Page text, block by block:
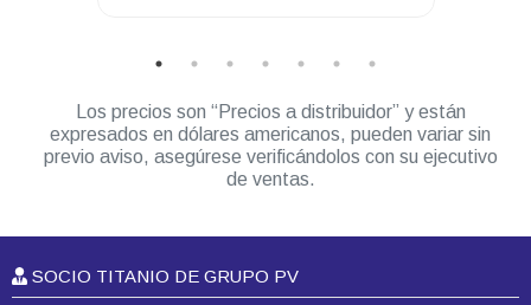
Los precios son “Precios a distribuidor” y están
expresados en dólares americanos, pueden variar sin
previo aviso, asegúrese verificándolos con su ejecutivo
de ventas.
SOCIO TITANIO DE GRUPO PV